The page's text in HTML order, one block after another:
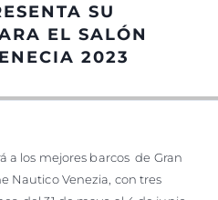
SU
EL SALÓN
2023
a los mejores barcos de Gran
Nautico Venezia, con tres